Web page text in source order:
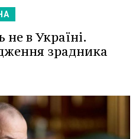
не в Україні.
зрадника